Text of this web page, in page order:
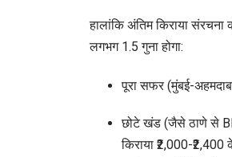
हालांकि अंतिम किराया
लगभग 1.5 गुना होगा:
पूरा सफर (मुंबई-
छोटे खंड (जैसे ठाणे से
किराया ₹2,000-